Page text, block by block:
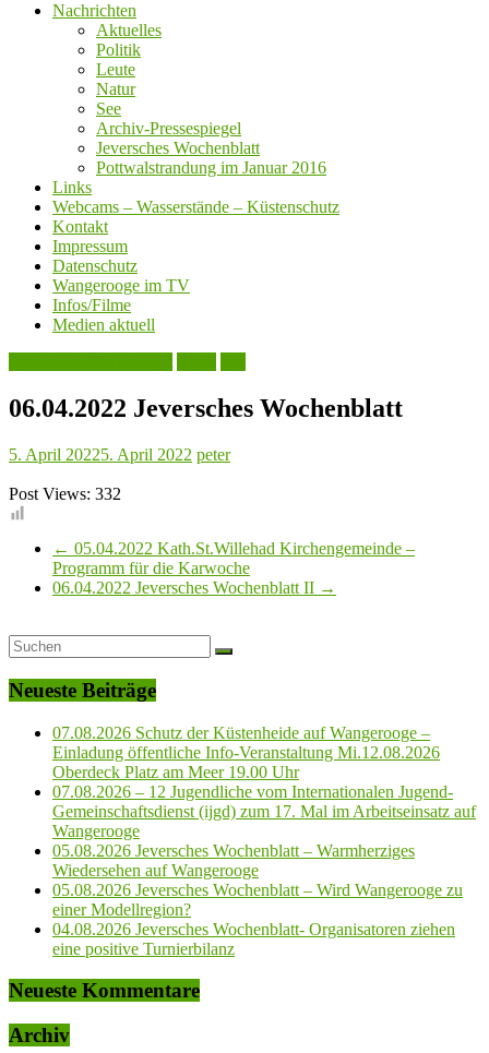
Nachrichten
Aktuelles
Politik
Leute
Natur
See
Archiv-Pressespiegel
Jeversches Wochenblatt
Pottwalstrandung im Januar 2016
Links
Webcams – Wasserstände – Küstenschutz
Kontakt
Impressum
Datenschutz
Wangerooge im TV
Infos/Filme
Medien aktuell
06.04.2022 Jeversches Wochenblatt
5. April 20225. April 2022 peter
Post Views: 332
← 05.04.2022 Kath.St.Willehad Kirchengemeinde –
Programm für die Karwoche
06.04.2022 Jeversches Wochenblatt II →
Neueste Beiträge
07.08.2026 Schutz der Küstenheide auf Wangerooge –
Einladung öffentliche Info-Veranstaltung Mi.12.08.2026
Oberdeck Platz am Meer 19.00 Uhr
07.08.2026 – 12 Jugendliche vom Internationalen Jugend-
Gemeinschaftsdienst (ijgd) zum 17. Mal im Arbeitseinsatz auf
Wangerooge
05.08.2026 Jeversches Wochenblatt – Warmherziges
Wiedersehen auf Wangerooge
05.08.2026 Jeversches Wochenblatt – Wird Wangerooge zu
einer Modellregion?
04.08.2026 Jeversches Wochenblatt- Organisatoren ziehen
eine positive Turnierbilanz
Neueste Kommentare
Archiv